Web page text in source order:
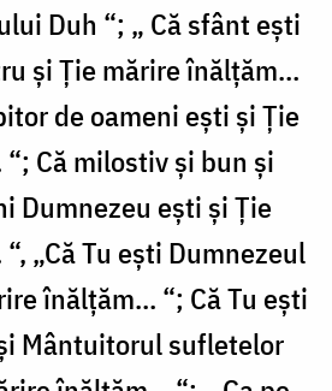
Duh “; „ Că sfânt ești
și Ție mărire înălțăm…
de oameni ești și Ție
Că milostiv și bun și
Dumnezeu ești și Ție
„Că Tu ești Dumnezeul
înălțăm… “; Că Tu ești
Mântuitorul sufletelor